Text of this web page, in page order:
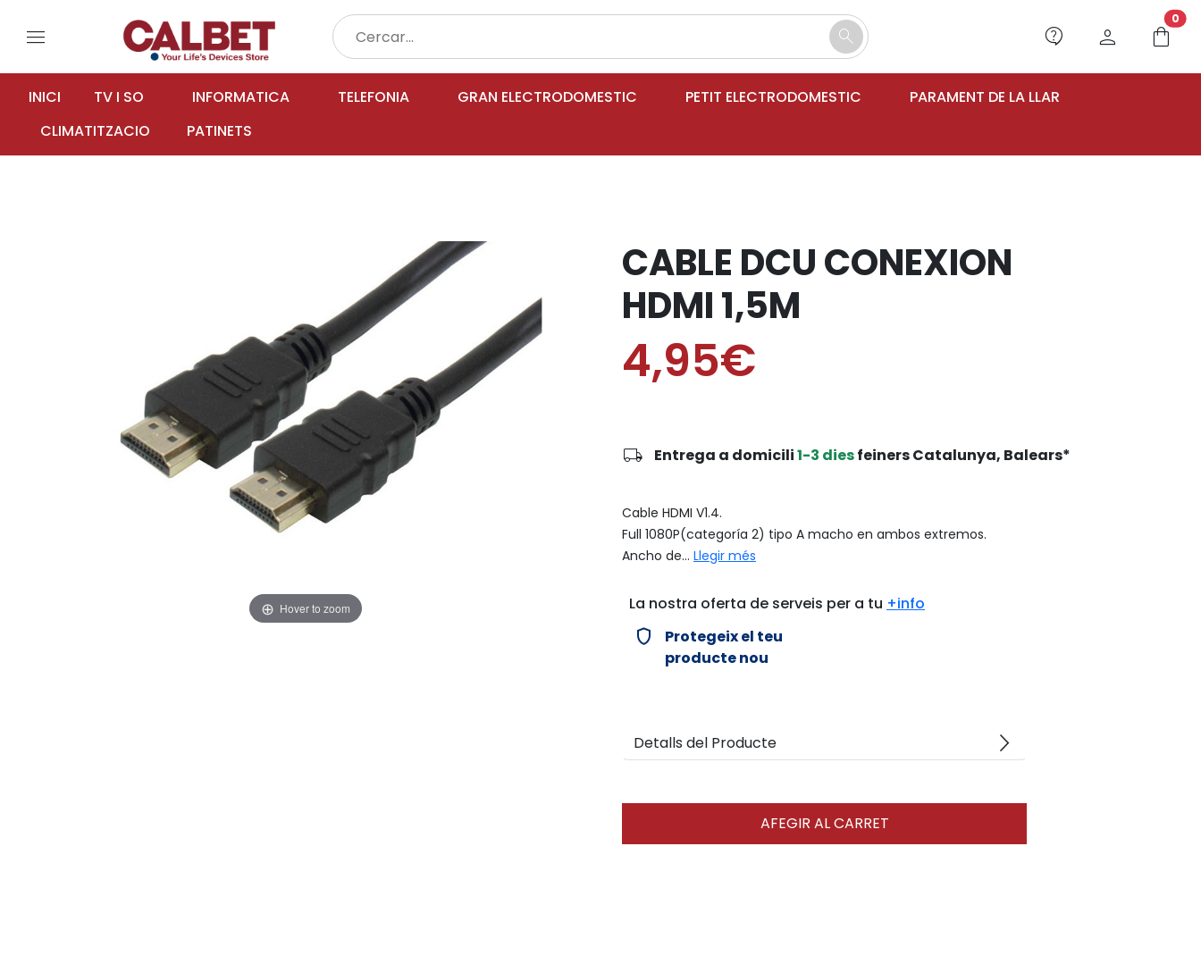
menu search contact_support person shopping_bag
0
INICI TV I SO INFORMATICA TELEFONIA GRAN ELECTRODOMESTIC PETIT ELECTRODOMESTIC
PARAMENT DE LA LLAR
CLIMATITZACIO
PATINETS
Hover to zoom
CABLE DCU CONEXION
HDMI 1,5M
4,95€
local_shipping Entrega a domicili1-3 diesfeiners Catalunya, Balears*
Cable HDMI V1.4.
Full 1080P(categoría 2) tipo A macho en ambos extremos.
Ancho de... Llegir més
La nostra oferta de serveis per a tu +info
verified_user
Protegeix el teu
producte nou
Detalls del Producte arrow_forward_ios
AFEGIR AL CARRET